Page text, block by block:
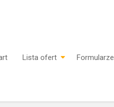
Lista ofert Formularze